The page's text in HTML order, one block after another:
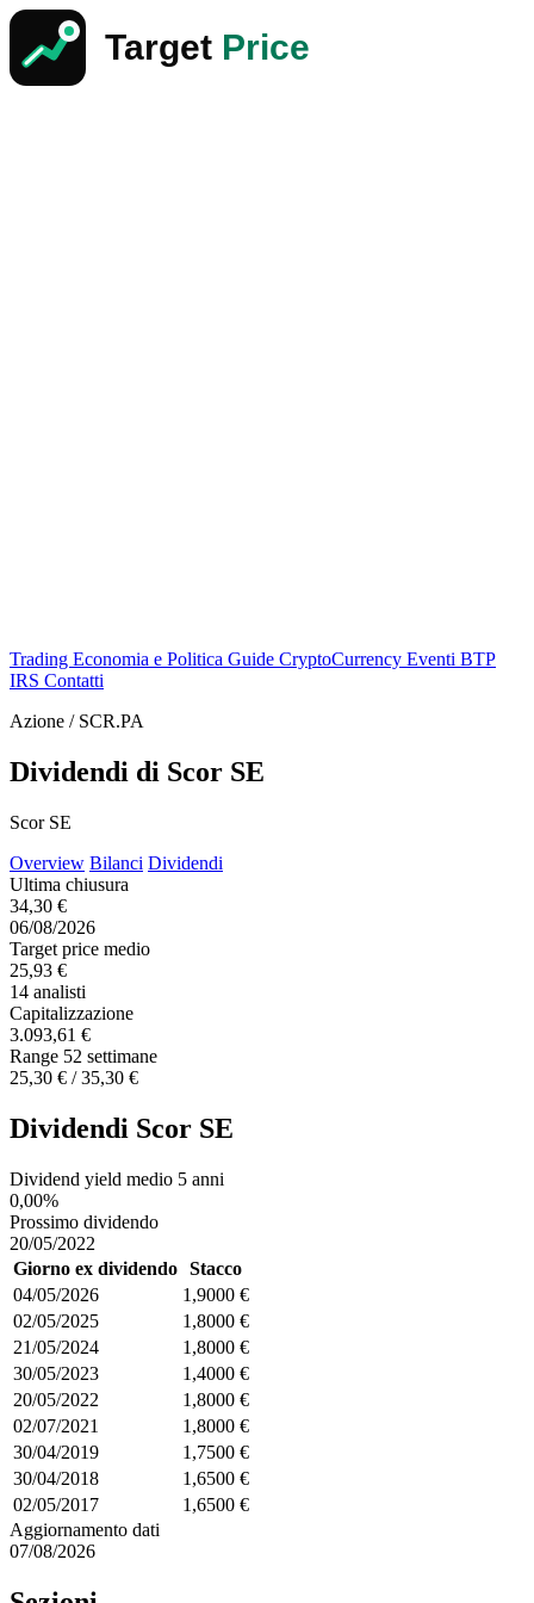
Trading Economia e Politica Guide CryptoCurrency Eventi BTP
IRS Contatti
Azione / SCR.PA
Dividendi di Scor SE
Scor SE
Overview Bilanci Dividendi
Ultima chiusura
34,30 €
06/08/2026
Target price medio
25,93 €
14 analisti
Capitalizzazione
3.093,61 €
Range 52 settimane
25,30 € / 35,30 €
Dividendi Scor SE
Dividend yield medio 5 anni
0,00%
Prossimo dividendo
20/05/2022
Giorno ex dividendo Stacco
04/05/2026
1,9000 €
02/05/2025
1,8000 €
21/05/2024
1,8000 €
30/05/2023
1,4000 €
20/05/2022
1,8000 €
02/07/2021
1,8000 €
30/04/2019
1,7500 €
30/04/2018
1,6500 €
02/05/2017
1,6500 €
Aggiornamento dati
07/08/2026